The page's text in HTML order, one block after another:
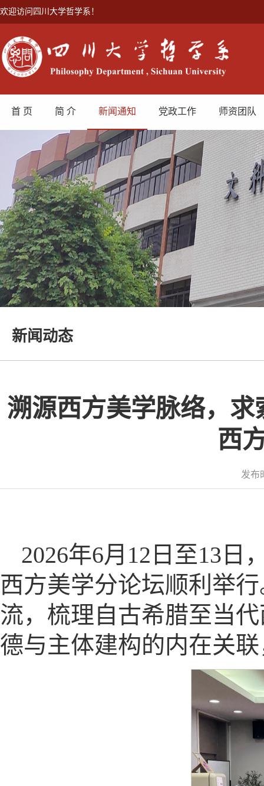
欢迎访问四川大学哲学系！
首 页 简 介 新闻通知 党政工作 师资团队
新闻动态
溯源西方美学脉络，
西
发
2026年6月12日至13日
西方美学分论坛顺利举
流，梳理自古希腊至当
德与主体建构的内在关